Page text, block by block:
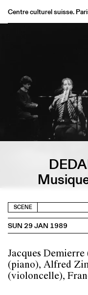
Centre culturel suisse.
Archives
Medias
Publications
FR/EN
SCENE
SUN 29 JAN 1989
Jacques
(piano), Alfred
(violoncelle),